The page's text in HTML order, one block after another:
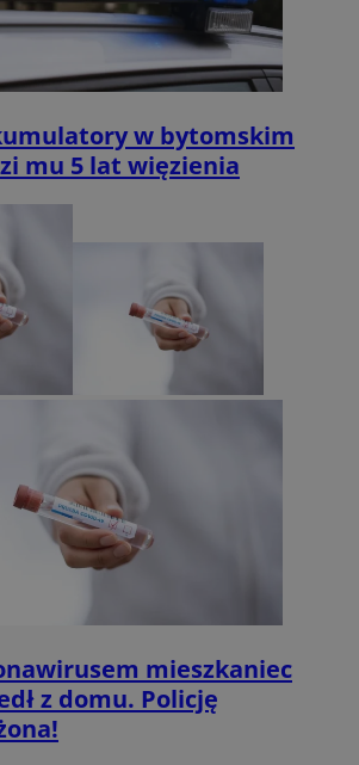
w bytomskim
mu 5 lat więzienia
mieszkaniec
z domu. Policję